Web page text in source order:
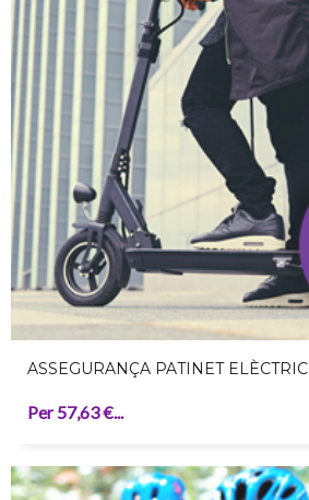
ASSEGURANÇA PATINET ELÈCTRIC
Per 57,63 €...